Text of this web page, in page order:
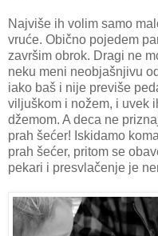
Najviše ih volim samo
vruće. Obično pojedem
završim obrok. Dragi ne
neku meni neobjašnjivu
iako baš i nije previše
viljuškom i nožem, i uvek
džemom. A deca ne
prah šećer! Iskidamo
prah šećer, pritom se
pekari i presvlačenje je